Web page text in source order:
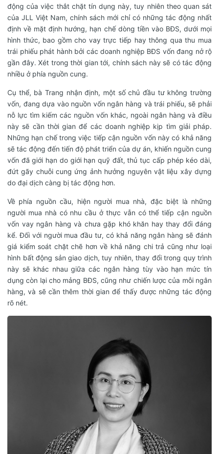
động của việc thắt chặt tín dụng này, tuy nhiên theo quan sát
của JLL Việt Nam, chính sách mới chỉ có những tác động nhất
định về mặt định hướng, hạn chế dòng tiền vào BĐS, dưới mọi
hình thức, bao gồm cho vay trực tiếp hay thông qua thu mua
trái phiếu phát hành bởi các doanh nghiệp BĐS vốn đang nở rộ
gần đây. Xét trong thời gian tới, chính sách này sẽ có tác động
nhiều ở phía nguồn cung.
Cụ thể, bà Trang nhận định, một số chủ đầu tư không trường
vốn, đang dựa vào nguồn vốn ngân hàng và trái phiếu, sẽ phải
nỗ lực tìm kiếm các nguồn vốn khác, ngoài ngân hàng và điều
này sẽ cần thời gian để các doanh nghiệp kịp tìm giải pháp.
Những hạn chế trong việc tiếp cận nguồn vốn này có khả năng
sẽ tác động đến tiến độ phát triển của dự án, khiến nguồn cung
vốn đã giới hạn do giới hạn quỹ đất, thủ tục cấp phép kéo dài,
đứt gãy chuỗi cung ứng ảnh hưởng nguyên vật liệu xây dựng
do đại dịch càng bị tác động hơn.
Về phía nguồn cầu, hiện người mua nhà, đặc biệt là những
người mua nhà có nhu cầu ở thực vẫn có thể tiếp cận nguồn
vốn vay ngân hàng và chưa gặp khó khăn hay thay đổi đáng
kể. Đối với người mua đầu tư, có khả năng ngân hàng sẽ đánh
giá kiểm soát chặt chẽ hơn về khả năng chi trả cũng như loại
hình bất động sản giao dịch, tuy nhiên, thay đổi trong quy trình
này sẽ khác nhau giữa các ngân hàng tùy vào hạn mức tín
dụng còn lại cho mảng BĐS, cũng như chiến lược của mỗi ngân
hàng, và sẽ cần thêm thời gian để thấy được những tác động
rõ nét.